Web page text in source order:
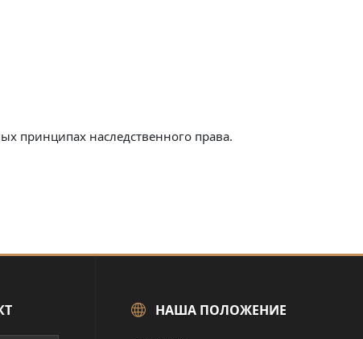
принципах наследственного права.
НАША ПОЛОЖЕНИЕ